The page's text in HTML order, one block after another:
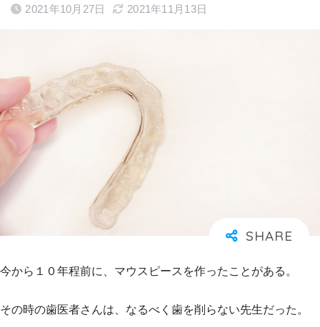
2021年10月27日 2021年11月13日
今から１０年程前に、マウスピースを作ったことがある。
その時の歯医者さんは、なるべく歯を削らない先生だった。